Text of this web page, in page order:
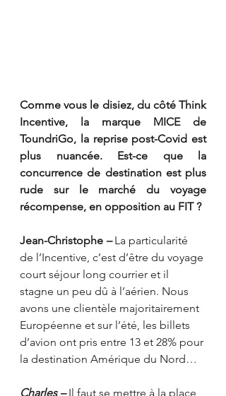
Comme vous le disiez, du côté Think
Incentive, la marque MICE de
ToundriGo, la reprise post-Covid est
plus nuancée. Est-ce que la
concurrence de destination est plus
rude sur le marché du voyage
récompense, en opposition au FIT ?
Jean-Christophe – La particularité
de l’Incentive, c’est d’être du voyage
court séjour long courrier et il
stagne un peu dû à l’aérien. Nous
avons une clientèle majoritairement
Européenne et sur l’été, les billets
d’avion ont pris entre 13 et 28% pour
la destination Amérique du Nord…
Charles – Il faut se mettre à la place